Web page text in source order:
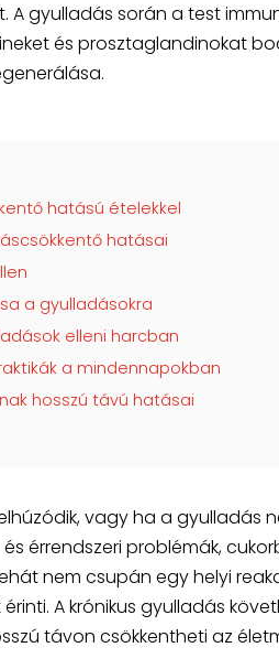
gyulladás során a test
és prosztaglandinokat
hatású ételekkel
hatásai
a gyulladásokra
elleni harcban
a mindennapokban
hosszú távú hatásai
vagy ha a gyulladás
érrendszeri problémák,
nem csupán egy helyi
A krónikus gyulladás
távon csökkentheti az